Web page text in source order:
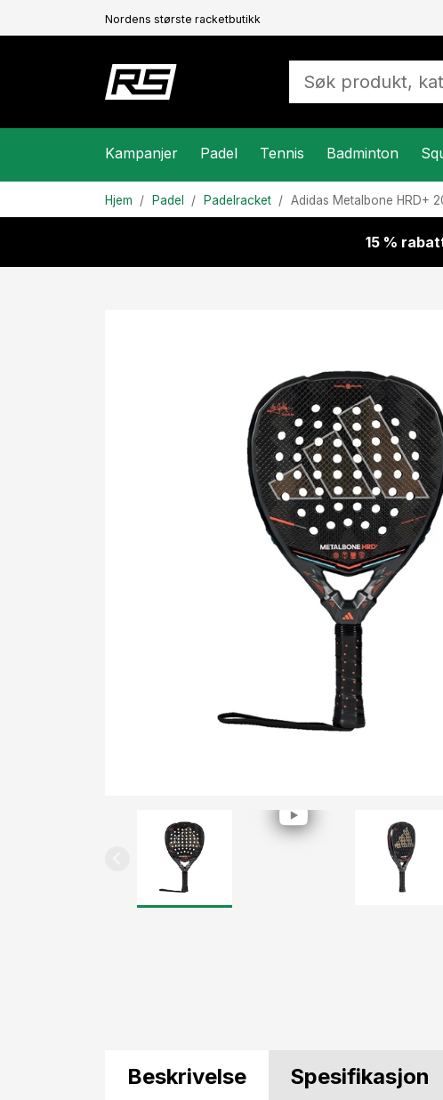
Nordens største racketbutikk
Kampanjer Padel Tennis Badminton
Hjem Padel Padelracket Adidas Metalbone HRD+
15 %
Beskrivelse Spesifikasjon